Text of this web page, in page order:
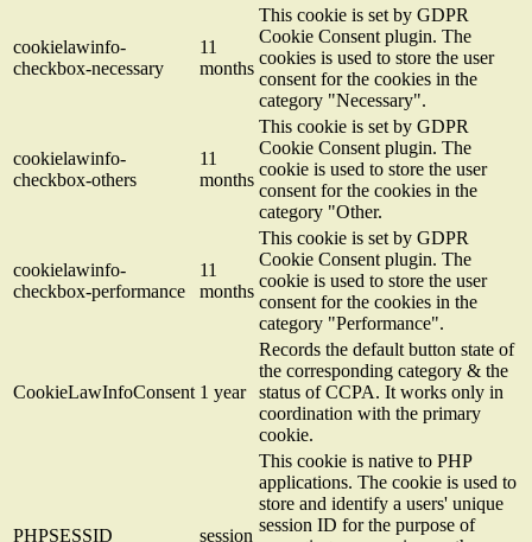
cookielawinfo-
checkbox-necessary
11
months
This cookie is set by GDPR
Cookie Consent plugin. The
cookies is used to store the user
consent for the cookies in the
category "Necessary".
cookielawinfo-
checkbox-others
11
months
This cookie is set by GDPR
Cookie Consent plugin. The
cookie is used to store the user
consent for the cookies in the
category "Other.
cookielawinfo-
checkbox-performance
11
months
This cookie is set by GDPR
Cookie Consent plugin. The
cookie is used to store the user
consent for the cookies in the
category "Performance".
CookieLawInfoConsent 1 year
Records the default button state of
the corresponding category & the
status of CCPA. It works only in
coordination with the primary
cookie.
PHPSESSID session
This cookie is native to PHP
applications. The cookie is used to
store and identify a users' unique
session ID for the purpose of